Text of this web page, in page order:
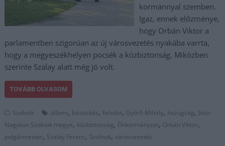
kormánnyal szemben.
Igaz, ennek előzménye,
hogy Orbán Viktor a
parlamentben szigorúan az új városvezetés nyakába varrta,
hogy a megyeszékhelyen pocsék a közbiztonság. Miközben
szerinte Szalay alatt még jó volt.
TOVÁBB OLVASOM
Szolnok állami, biztosítás, feladat, Győrfi Mihály, hazugság, Jász-
Nagykun Szolnok megye, közbiztonság, Önkormányzat, Orbán Viktor,
polgármester, Szalay Ferenc, Szolnok,városvezetés